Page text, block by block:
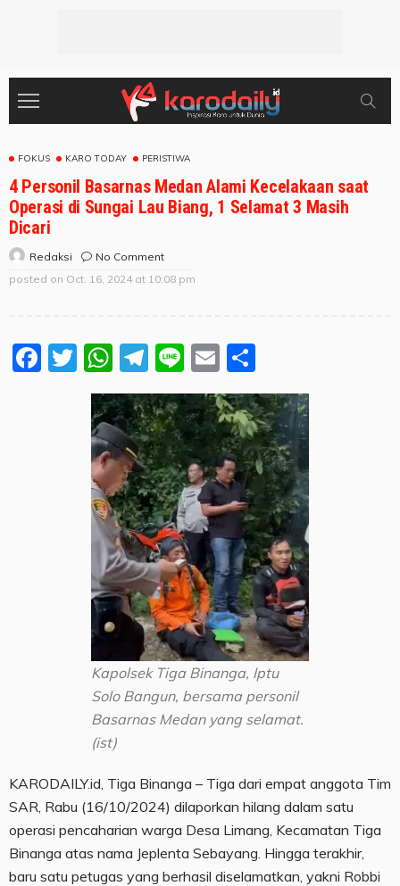
FOKUS KARO TODAY PERISTIWA
4 Personil Basarnas Medan Alami Kecelakaan saat
Operasi di Sungai Lau Biang, 1 Selamat 3 Masih
Dicari
Redaksi
No Comment
posted on Oct. 16, 2024 at 10:08 pm
Facebook
Twitter
WhatsApp
Telegram
LineEmail
Kapolsek Tiga Binanga, Iptu
Solo Bangun, bersama personil
Basarnas Medan yang selamat.
(ist)
KARODAILY.id, Tiga Binanga – Tiga dari empat anggota Tim
SAR, Rabu (16/10/2024) dilaporkan hilang dalam satu
operasi pencaharian warga Desa Limang, Kecamatan Tiga
Binanga atas nama Jeplenta Sebayang. Hingga terakhir,
baru satu petugas yang berhasil diselamatkan, yakni Robbi